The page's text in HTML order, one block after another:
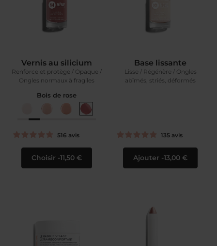
Vernis au silicium
Renforce et protège / Opaque /
Ongles normaux à fragiles
Bois de rose
516 avis
Choisir 11,50 €
Base lissante
Lisse / Régénère / Ongles
abîmés, striés, déformés
135 avis
Ajouter 13,00 €